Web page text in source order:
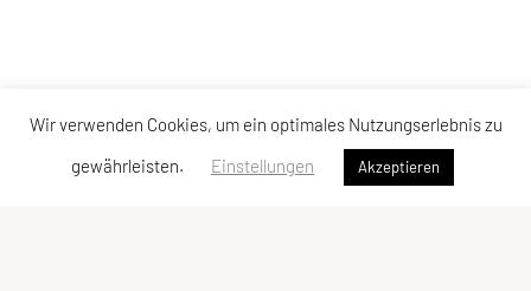
Wir verwenden Cookies, um ein optimales Nutzungserlebnis zu
gewährleisten.
Einstellungen Akzeptieren